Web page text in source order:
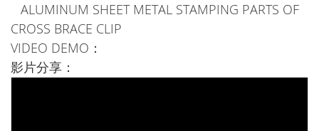
ALUMINUM SHEET METAL STAMPING PARTS OF
CROSS BRACE CLIP
VIDEO DEMO：
影片分享：